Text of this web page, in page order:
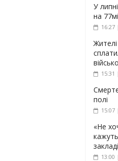
У
на
16:27
15:31
полі
15:07
«Не
13:00